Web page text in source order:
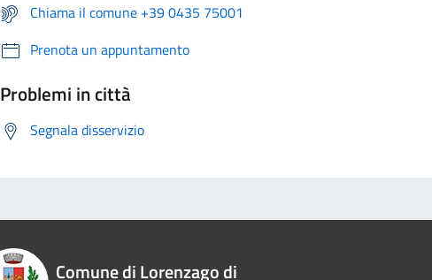
Chiama il comune +39 0435 75001
Prenota un appuntamento
Problemi in città
Segnala disservizio
Comune di Lorenzago di